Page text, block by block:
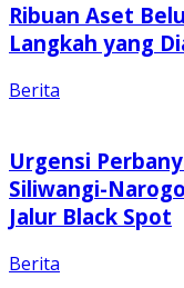
Ribuan Aset
Langkah yang
Berita
Urgensi
Siliwangi-
Jalur Black Spot
Berita